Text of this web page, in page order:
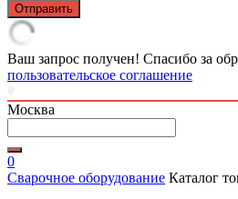
Отправить
Ваш запрос получен! Спасибо за
пользовательское соглашение
Москва
0
Сварочное оборудование Каталог